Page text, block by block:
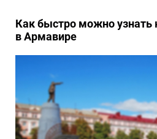
Как быстро можно узнать
в Армавире